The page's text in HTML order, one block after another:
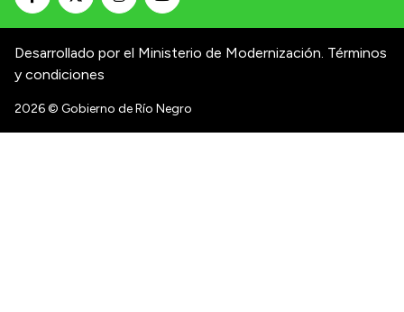
Desarrollado por el Ministerio de Modernización. Términos
y condiciones
2026© Gobierno de Río Negro